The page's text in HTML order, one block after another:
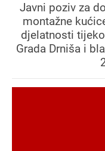
Javni poziv za
montažne
djelatnosti
Grada Drniša i